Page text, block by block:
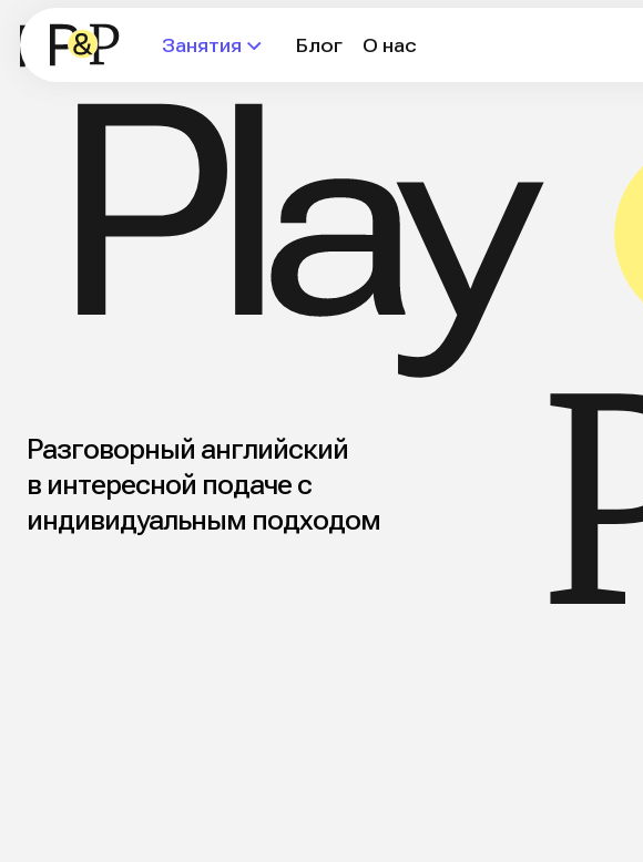
Занятия О нас
Блог
Play
в интересной подаче c
индивидуальным подходом